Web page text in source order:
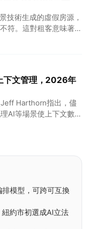
技術生成的虛假房源，
符。這對租客意味著看
，同時凸顯AI應用在房
下文管理，2026年
Harthorn指出，儘
AI等場景使上下文數據
為主要瓶頸。對開發
模型，可跨可互換
約市初選成AI立法